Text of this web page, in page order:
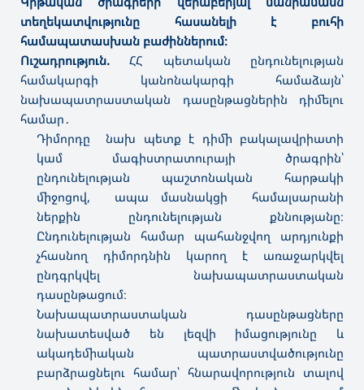
տեղեկատվությունը հասանելի է բուհի
համապատասխան բաժիններում։
Ուշադրություն.ՀՀ պետական ընդունելության
համակարգի կանոնակարգի համաձայն՝
նախապատրաստական դասընթացներին դիմելու
համար․
Դիմորդը նախ պետք է դիմի բակալավրիատի
կամ մագիստրատուրայի ծրագրին՝
ընդունելության պաշտոնական հարթակի
միջոցով, ապա մասնակցի համալսարանի
ներքին ընդունելության քննությանը։
Ընդունելության համար պահանջվող արդյունքի
չհասնող դիմորդնին կարող է առաջարկվել
ընդգրկվել նախապատրաստական
դասընթացում։
Նախապատրաստական դասընթացները
նախատեսված են լեզվի իմացությունը և
ակադեմիական պատրաստվածությունը
բարձրացնելու համար՝ հնարավորություն տալով